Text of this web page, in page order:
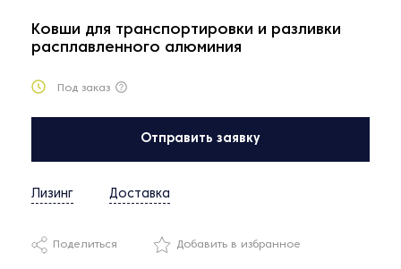
Ковши для транспортировки и разливки
расплавленного алюминия
Под заказ
Отправить заявку
Лизинг Доставка
Поделиться Добавить в избранное